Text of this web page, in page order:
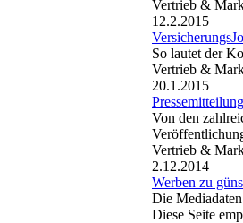
Vertrieb &
12.2.2015
So lautet der
Vertrieb &
20.1.2015
Von den
Vertrieb &
2.12.2014
Werben zu
Die
Diese Seite